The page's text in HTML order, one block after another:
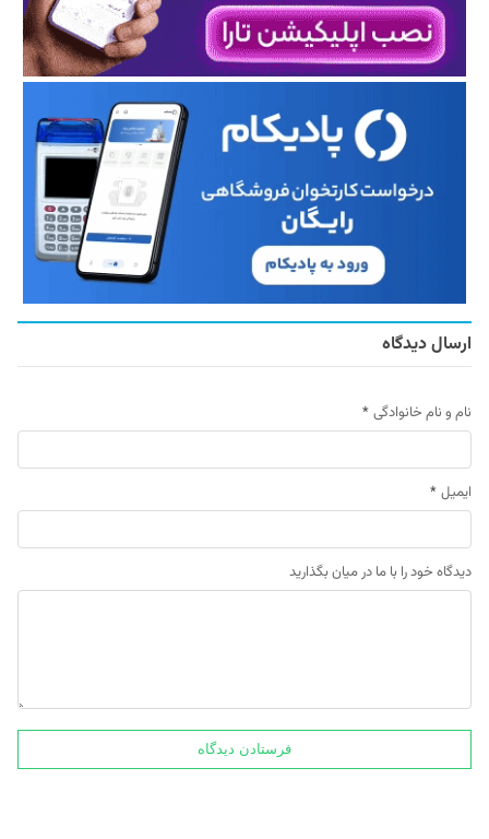
ارسال دیدگاه
نام و نام خانوادگی *
ایمیل *
دیدگاه خود را با ما در میان بگذارید